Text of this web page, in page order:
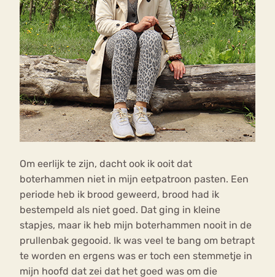
Om eerlijk te zijn, dacht ook ik ooit dat
boterhammen niet in mijn eetpatroon pasten. Een
periode heb ik brood geweerd, brood had ik
bestempeld als niet goed. Dat ging in kleine
stapjes, maar ik heb mijn boterhammen nooit in de
prullenbak gegooid. Ik was veel te bang om betrapt
te worden en ergens was er toch een stemmetje in
mijn hoofd dat zei dat het goed was om die